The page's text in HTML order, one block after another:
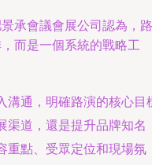
承會議會展公司認為，路
而是一個系統的戰略工
溝通，明確路演的核心目
道，還是提升品牌知名
重點、受眾定位和現場氛